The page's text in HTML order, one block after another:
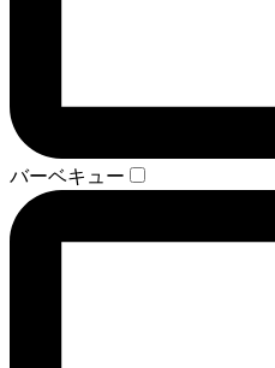
バーベキュー